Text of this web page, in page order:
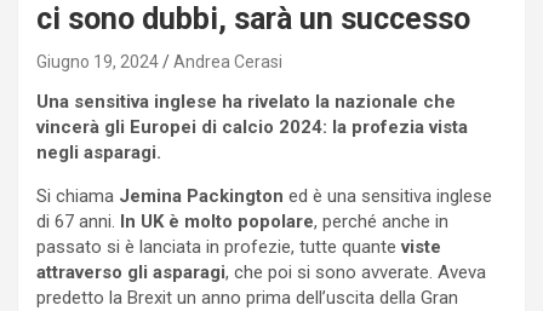
ci sono dubbi, sarà un successo
Giugno 19, 2024 Andrea Cerasi
Una sensitiva inglese ha rivelato la nazionale che
vincerà gli Europei di calcio 2024: la profezia vista
negli asparagi.
Si chiama Jemina Packington ed è una sensitiva inglese
di 67 anni. In UK è molto popolare, perché anche in
passato si è lanciata in profezie, tutte quanteviste
attraverso gli asparagi, che poi si sono avverate. Aveva
predetto la Brexit un anno prima dell’uscita della Gran